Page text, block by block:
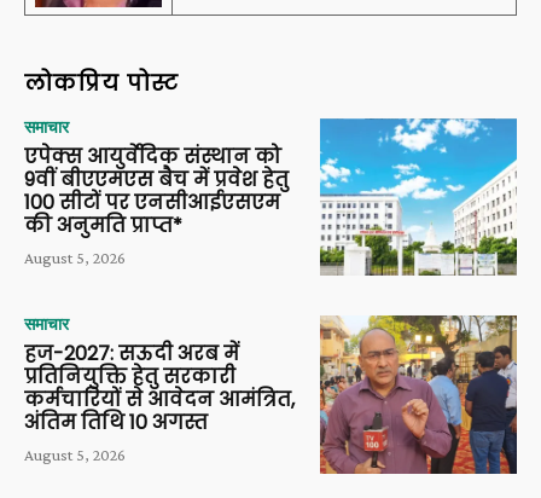
लोकप्रिय पोस्ट
समाचार
एपेक्स आयुर्वेदिक संस्थान को
9वीं बीएएमएस बैच में प्रवेश हेतु
100 सीटों पर एनसीआईएसएम
की अनुमति प्राप्त*
August 5, 2026
समाचार
हज-2027: सऊदी अरब में
प्रतिनियुक्ति हेतु सरकारी
कर्मचारियों से आवेदन आमंत्रित,
अंतिम तिथि 10 अगस्त
August 5, 2026